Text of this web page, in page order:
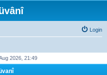
Login
2026, 21:49